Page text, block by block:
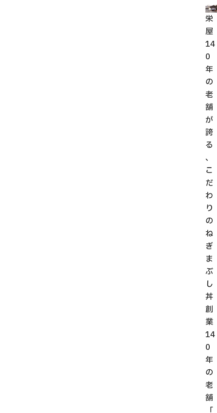
栄
屋
14
0
年
の
老
舗
が
誇
る
、
こ
だ
わ
り
の
ね
ぎ
ま
ぶ
し
丼
創
業
14
0
年
の
老
舗
「